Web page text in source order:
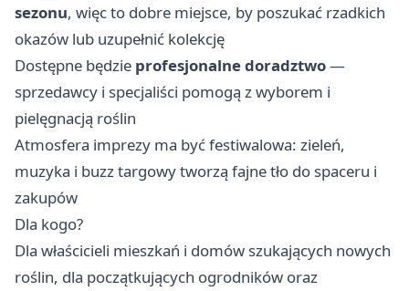
sezonu, więc to dobre miejsce, by poszukać rzadkich
okazów lub uzupełnić kolekcję
Dostępne będzie profesjonalne doradztwo—
sprzedawcy i specjaliści pomogą z wyborem i
pielęgnacją roślin
Atmosfera imprezy ma być festiwalowa: zieleń,
muzyka i buzz targowy tworzą fajne tło do spaceru i
zakupów
Dla kogo?
Dla właścicieli mieszkań i domów szukających nowych
roślin, dla początkujących ogrodników oraz